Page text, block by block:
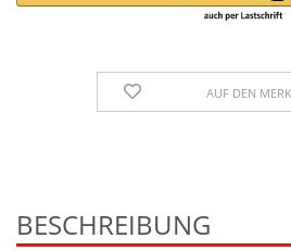
AUF DEN
BESCHREIBUNG